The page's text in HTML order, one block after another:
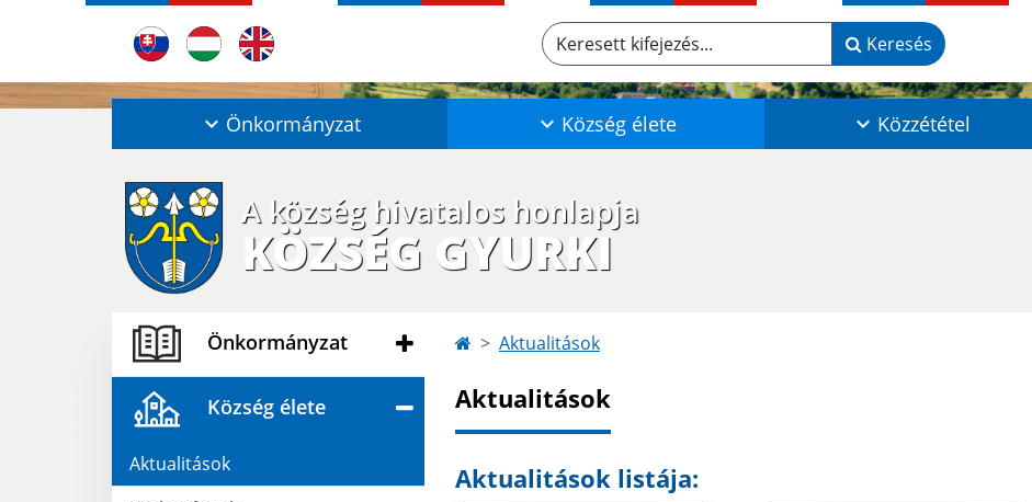
Keresett kifejezés... Keresés
Önkormányzat Község élete Közzététel
A község hivatalos honlapja
KÖZSÉG GYURKI
Önkormányzat
Község élete
Aktualitások
Aktualitások
Aktualitások
Aktualitások listája: